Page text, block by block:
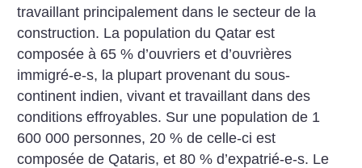
travaillant principalement dans le secteur de la
construction. La population du Qatar est
composée à 65 % d’ouvriers et d’ouvrières
immigré-e-s, la plupart provenant du sous-
continent indien, vivant et travaillant dans des
conditions effroyables. Sur une population de 1
600 000 personnes, 20 % de celle-ci est
composée de Qataris, et 80 % d’expatrié-e-s. Le